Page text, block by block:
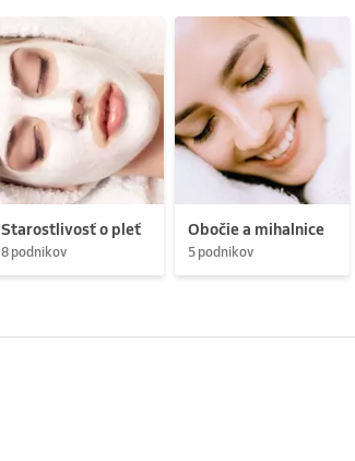
Starostlivosť o pleť
8 podnikov
Obočie a mihalnice
5 podnikov